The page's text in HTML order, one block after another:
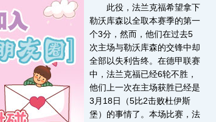
此役，法兰克福希望拿下
勒沃库森以全取本赛季的第一
个3分，然而，他们在过去5
次主场与勒沃库森的交锋中却
全部以失利告终。在德甲联赛
中，法兰克福已经6轮不胜，
他们上一次在主场获胜已经是
3月18日（5比2击败杜伊斯
堡）的事情了。本场比赛，法